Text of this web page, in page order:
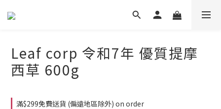
Leaf corp 令和7年 優質提摩
西草 600g
滿$299免費送貨 (偏遠地區除外) on order